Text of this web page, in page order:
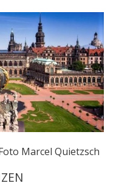
Marcel Quietzsch